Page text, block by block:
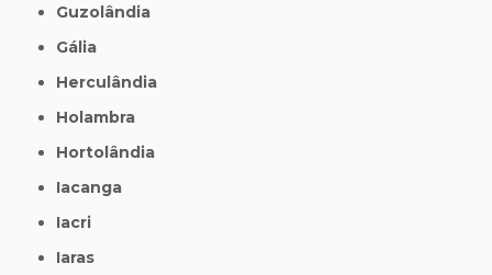
Guzolândia
Gália
Herculândia
Holambra
Hortolândia
Iacanga
Iacri
Iaras